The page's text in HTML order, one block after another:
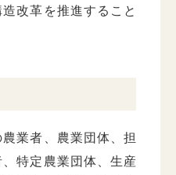
改革を推進すること
業者、農業団体、担
特定農業団体、生産